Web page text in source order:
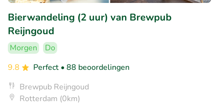
Bierwandeling (2 uur) van Brewpub
Reijngoud
Morgen
Do
9.8
Perfect • 88 beoordelingen
Brewpub Reijngoud
Rotterdam (0km)